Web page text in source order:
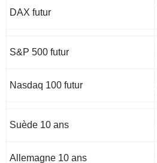
DAX futur
S&P 500 futur
Nasdaq 100 futur
Suède 10 ans
Allemagne 10 ans